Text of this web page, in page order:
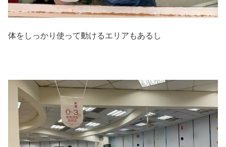
体をしっかり使って動けるエリアもあるし